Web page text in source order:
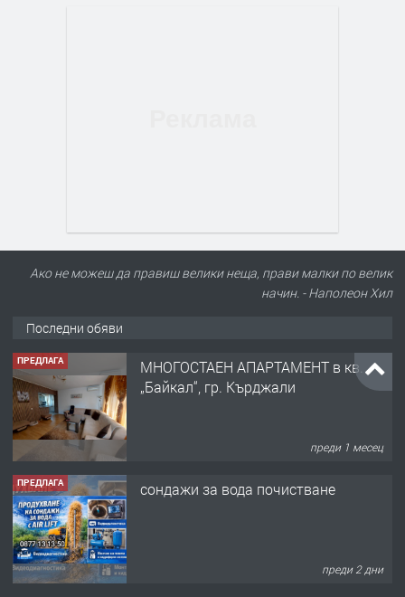
Ако не можеш да правиш велики неща, прави малки по велик
начин. - Наполеон Хил
Последни обяви
ПРЕДЛАГА
МНОГОСТАЕН АПАРТАМЕНТ в кв.
„Байкал“, гр. Кърджали
преди 1 месец
ПРЕДЛАГА сондажи за вода почистване
преди 2 дни